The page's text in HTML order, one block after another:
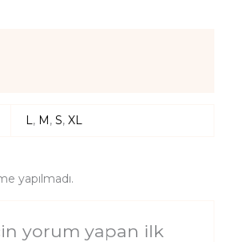
L, M,S,XL
yapılmadı.
yorum yapan ilk